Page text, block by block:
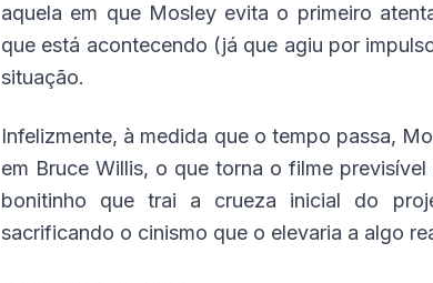
aquela em que Mosley evita o primeiro
que está acontecendo (já que agiu por
situação.
Infelizmente, à medida que o tempo passa,
em Bruce Willis, o que torna o filme
bonitinho que trai a crueza inicial do
sacrificando o cinismo que o elevaria a algo